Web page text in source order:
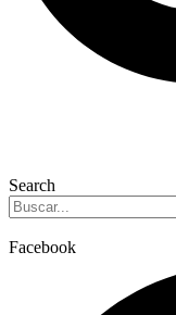
Search
Facebook